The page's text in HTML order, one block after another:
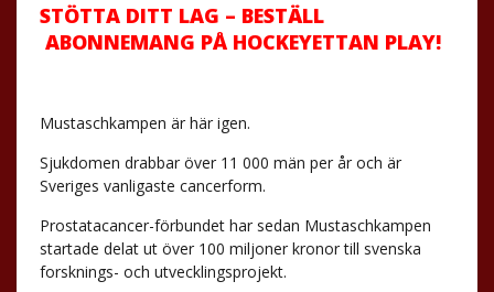
STÖTTA DITT LAG – BESTÄLL
ABONNEMANG PÅ HOCKEYETTAN PLAY!
Mustaschkampen är här igen.
Sjukdomen drabbar över 11 000 män per år och är
Sveriges vanligaste cancerform.
Prostatacancer-förbundet har sedan Mustaschkampen
startade delat ut över 100 miljoner kronor till svenska
forsknings- och utvecklingsprojekt.